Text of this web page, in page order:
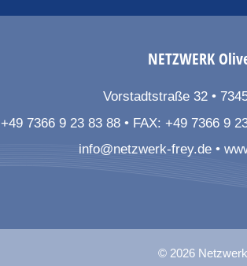
NETZWERK
Vorstadtstraße 32
+49 7366 9 23 83 88 FAX: +49 7366 9
info@netzwerk-frey.de
© 2026